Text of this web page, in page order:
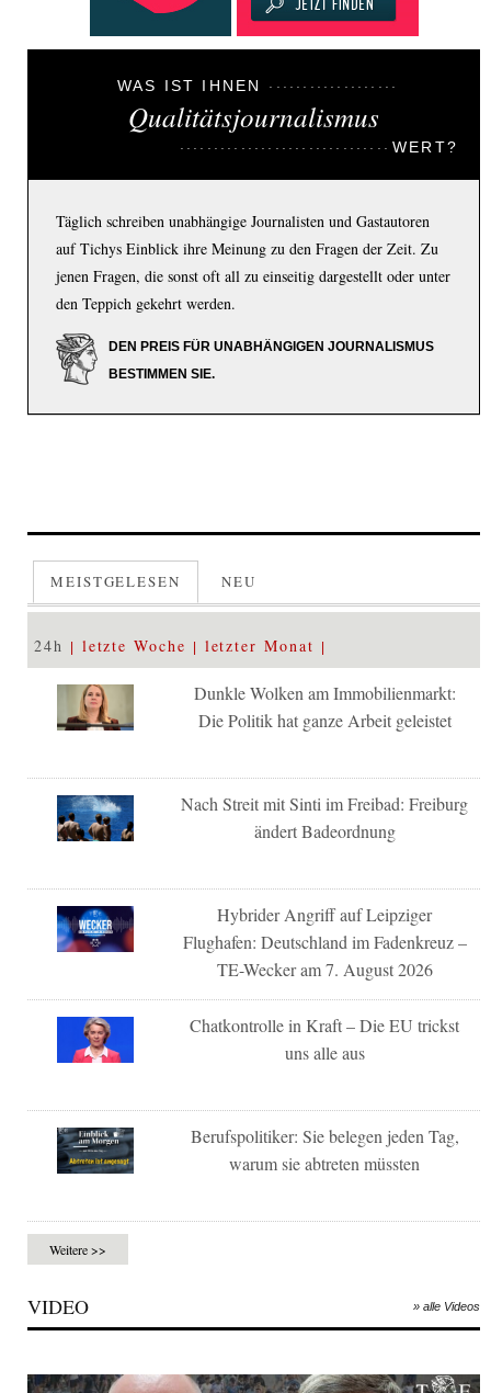
WAS IST IHNEN
Qualitätsjournalismus
WERT?
Täglich schreiben unabhängige Journalisten und Gastautoren
auf Tichys Einblick ihre Meinung zu den Fragen der Zeit. Zu
jenen Fragen, die sonst oft all zu einseitig dargestellt oder unter
den Teppich gekehrt werden.
DEN PREIS FÜR UNABHÄNGIGEN JOURNALISMUS
BESTIMMEN SIE.
MEISTGELESEN NEU
24h letzte Woche letzter Monat
Dunkle Wolken am Immobilienmarkt:
Die Politik hat ganze Arbeit geleistet
Nach Streit mit Sinti im Freibad: Freiburg
ändert Badeordnung
Hybrider Angriff auf Leipziger
Flughafen: Deutschland im Fadenkreuz –
TE-Wecker am 7. August 2026
Chatkontrolle in Kraft – Die EU trickst
uns alle aus
Berufspolitiker: Sie belegen jeden Tag,
warum sie abtreten müssten
Weitere >>
VIDEO » alle Videos